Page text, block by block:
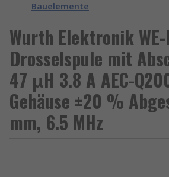
Bauelemente
Wurth Elektronik
Drosselspule mit
47 μH 3.8 A AEC-
Gehäuse ±20 %
mm, 6.5 MHz